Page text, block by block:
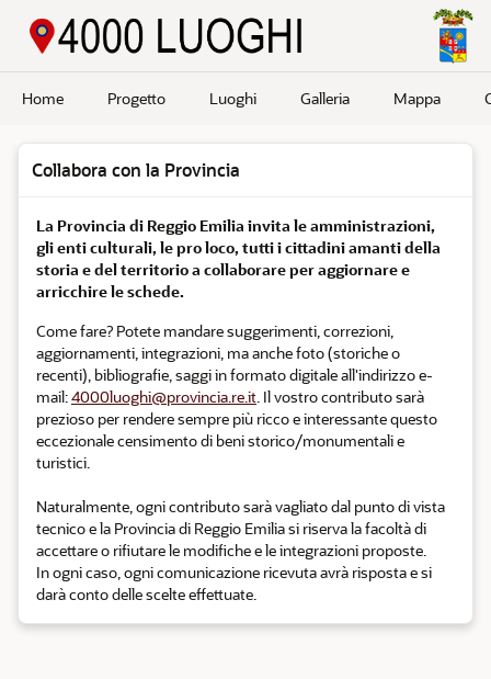
Home Progetto Luoghi Galleria Mappa
Collabora con la Provincia
La Provincia di Reggio Emilia invita le amministrazioni,
gli enti culturali, le pro loco, tutti i cittadini amanti della
storia e del territorio a collaborare per aggiornare e
arricchire le schede.
Come fare? Potete mandare suggerimenti, correzioni,
aggiornamenti, integrazioni, ma anche foto (storiche o
recenti), bibliografie, saggi in formato digitale all'indirizzo e-
mail:4000luoghi@provincia.re.it. Il vostro contributo sarà
prezioso per rendere sempre più ricco e interessante questo
eccezionale censimento di beni storico/monumentali e
turistici.
Naturalmente, ogni contributo sarà vagliato dal punto di vista
tecnico e la Provincia di Reggio Emilia si riserva la facoltà di
accettare o rifiutare le modifiche e le integrazioni proposte.
In ogni caso, ogni comunicazione ricevuta avrà risposta e si
darà conto delle scelte effettuate.